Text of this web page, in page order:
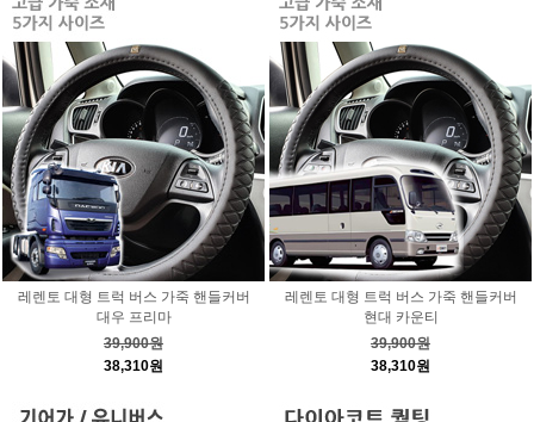
레렌토 대형 트럭 버스 가죽 핸들커버
대우 프리마
39,900원
38,310원
레렌토 대형 트럭 버스 가죽 핸들커버
현대 카운티
39,900원
38,310원